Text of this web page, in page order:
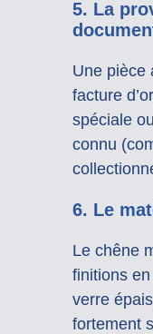
5. La
Une pièce
facture
spéciale
connu
6. Le
Le chêne
finitions
verre
fortement